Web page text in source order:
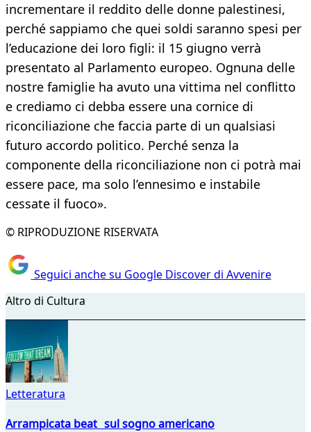
incrementare il reddito delle donne palestinesi,
perché sappiamo che quei soldi saranno spesi per
l’educazione dei loro figli: il 15 giugno verrà
presentato al Parlamento europeo. Ognuna delle
nostre famiglie ha avuto una vittima nel conflitto
e crediamo ci debba essere una cornice di
riconciliazione che faccia parte di un qualsiasi
futuro accordo politico. Perché senza la
componente della riconciliazione non ci potrà mai
essere pace, ma solo l’ennesimo e instabile
cessate il fuoco».
© RIPRODUZIONE RISERVATA
Seguici anche su Google Discover di Avvenire
Altro di Cultura
Letteratura
Arrampicata beat sul sogno americano